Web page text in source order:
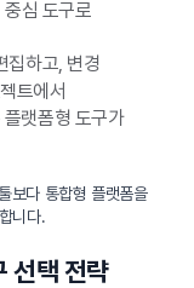
심 도구로
집하고, 변경
트에서
랫폼형 도구가
보다 통합형 플랫폼을
니다.
선택 전략